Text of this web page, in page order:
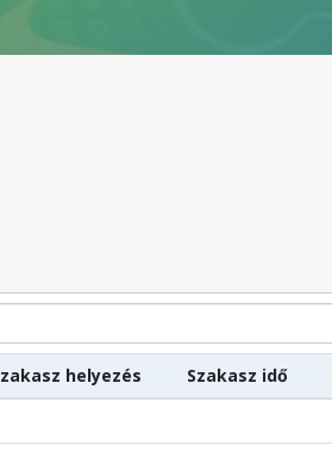
helyezés Szakasz idő